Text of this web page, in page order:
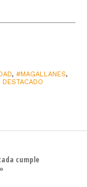
atención más
su número
, #MAGALLANES,
DESTACADO
cumple